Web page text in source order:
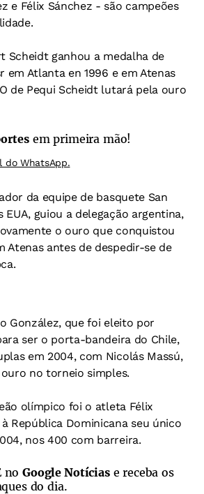
e Félix Sánchez - são campeões
Scheidt ganhou a medalha de
em Atlanta en 1996 e em Atenas
de Pequi Scheidt lutará pela ouro
em primeira mão!
do WhatsApp.
da equipe de basquete San
guiou a delegação argentina,
o ouro que conquistou
Atenas antes de despedir-se de
González, que foi eleito por
ser o porta-bandeira do Chile,
em 2004, com Nicolás Massú,
no torneio simples.
olímpico foi o atleta Félix
República Dominicana seu único
nos 400 com barreira.
noGoogle Notíciase receba os
do dia.